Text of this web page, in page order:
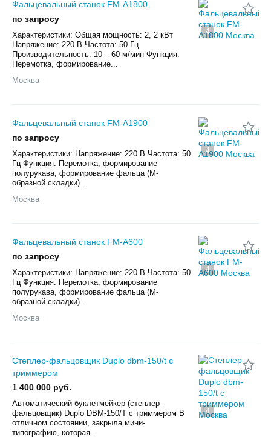
4
Фальцевальный станок FM-A1800
по запросу
Характеристики: Общая мощность: 2, 2 кВт
Напряжение: 220 В Частота: 50 Гц
Производительность: 10 – 60 м/мин Функция:
Перемотка, формирование...
Москва
4
Фальцевальный станок FM-A1900
по запросу
Характеристики: Напряжение: 220 В Частота: 50
Гц Функция: Перемотка, формирование
полурукава, формирование фальца (М-
образной складки)...
Москва
4
Фальцевальный станок FM-A600
по запросу
Характеристики: Напряжение: 220 В Частота: 50
Гц Функция: Перемотка, формирование
полурукава, формирование фальца (М-
образной складки)...
Москва
4
Степлер-фальцовщик Duplo dbm-150/t с
триммером
1 400 000 руб.
Автоматический буклетмейкер (степлер-
фальцовщик) Duplo DBM-150/T с триммером В
отличном состоянии, закрыла мини-
типографию, которая...